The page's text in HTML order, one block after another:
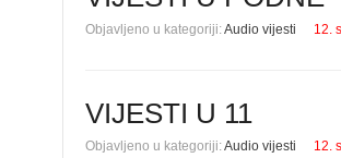
Objavljeno u kategoriji:Audio vijesti 12.
VIJESTI U 11
Objavljeno u kategoriji:Audio vijesti 12.